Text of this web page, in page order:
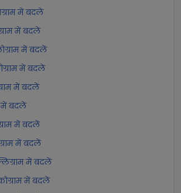
में बदलें
में बदलें
में बदलें
में बदलें
में बदलें
में बदलें
में बदलें
में बदलें
में बदलें
में बदलें